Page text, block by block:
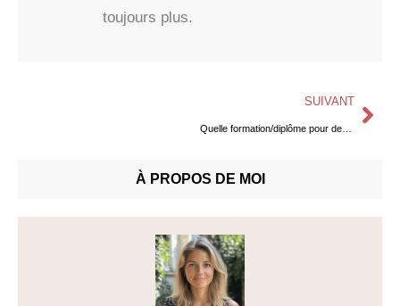
toujours plus.
SUIVANT
Quelle formation/diplôme pour devenir formateur en sécurité incendie ?
À PROPOS DE MOI